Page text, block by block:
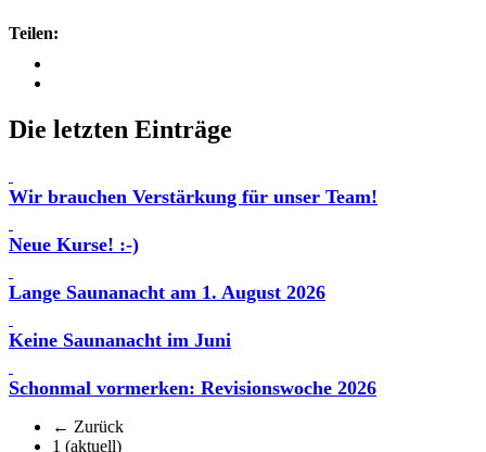
Teilen:
Die letzten Einträge
Wir brauchen Verstärkung für unser Team!
Neue Kurse! :-)
Lange Saunanacht am 1. August 2026
Keine Saunanacht im Juni
Schonmal vormerken: Revisionswoche 2026
← Zurück
1 (aktuell)